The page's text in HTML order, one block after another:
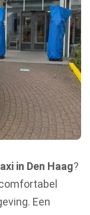
in Den Haag?
Een